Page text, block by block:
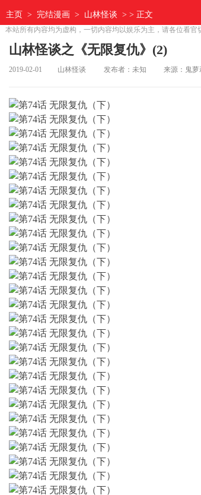
主页 > 完结漫画 > 山林怪谈 > > 正文
本站所有内容均为虚构，一切内容均以娱乐为主，请各位看官
山林怪谈之《无限复仇》(2)
2019-02-01 山林怪谈 发布者：未知 来源：鬼萝